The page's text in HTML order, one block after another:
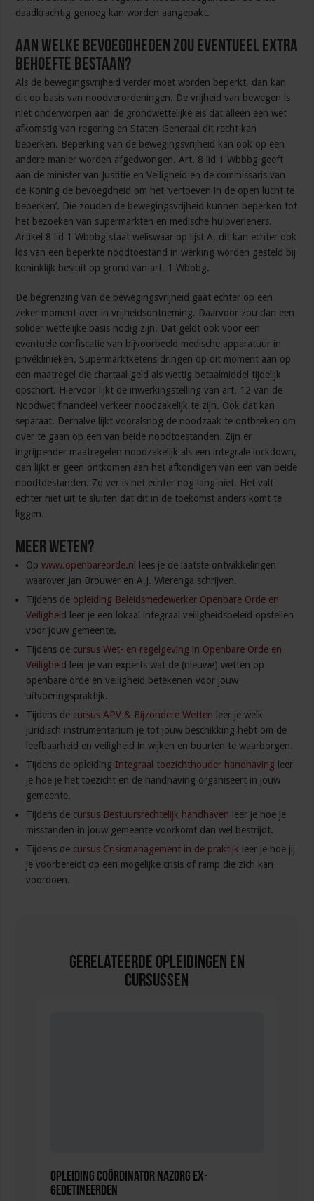
daadkrachtig genoeg kan worden aangepakt.
Aan welke bevoegdheden zou eventueel extra
behoefte bestaan?
Als de bewegingsvrijheid verder moet worden beperkt, dan kan
dit op basis van noodverordeningen. De vrijheid van bewegen is
niet onderworpen aan de grondwettelijke eis dat alleen een wet
afkomstig van regering en Staten-Generaal dit recht kan
beperken. Beperking van de bewegingsvrijheid kan ook op een
andere manier worden afgedwongen. Art. 8 lid 1 Wbbbg geeft
aan de minister van Justitie en Veiligheid en de commissaris van
de Koning de bevoegdheid om het ‘vertoeven in de open lucht te
beperken’. Die zouden de bewegingsvrijheid kunnen beperken tot
het bezoeken van supermarkten en medische hulpverleners.
Artikel 8 lid 1 Wbbbg staat weliswaar op lijst A, dit kan echter ook
los van een beperkte noodtoestand in werking worden gesteld bij
koninklijk besluit op grond van art. 1 Wbbbg.
De begrenzing van de bewegingsvrijheid gaat echter op een
zeker moment over in vrijheidsontneming. Daarvoor zou dan een
solider wettelijke basis nodig zijn. Dat geldt ook voor een
eventuele confiscatie van bijvoorbeeld medische apparatuur in
privéklinieken. Supermarktketens dringen op dit moment aan op
een maatregel die chartaal geld als wettig betaalmiddel tijdelijk
opschort. Hiervoor lijkt de inwerkingstelling van art. 12 van de
Noodwet financieel verkeer noodzakelijk te zijn. Ook dat kan
separaat. Derhalve lijkt vooralsnog de noodzaak te ontbreken om
over te gaan op een van beide noodtoestanden. Zijn er
ingrijpender maatregelen noodzakelijk als een integrale lockdown,
dan lijkt er geen ontkomen aan het afkondigen van een van beide
noodtoestanden. Zo ver is het echter nog lang niet. Het valt
echter niet uit te sluiten dat dit in de toekomst anders komt te
liggen.
Meer weten?
Opwww.openbareorde.nl
lees je de laatste ontwikkelingen
waarover Jan Brouwer en A.J. Wierenga schrijven.
Tijdens de opleiding Beleidsmedewerker Openbare Orde en
Veiligheid
leer je een lokaal integraal veiligheidsbeleid opstellen
voor jouw gemeente.
Tijdens de cursus Wet- en regelgeving in Openbare Orde en
Veiligheid
leer je van experts wat de (nieuwe) wetten op
openbare orde en veiligheid betekenen voor jouw
uitvoeringspraktijk.
Tijdens de cursus APV & Bijzondere Wetten leer je welk
juridisch instrumentarium je tot jouw beschikking hebt om de
leefbaarheid en veiligheid in wijken en buurten te waarborgen.
Tijdens de opleiding Integraal toezichthouder handhaving leer
je hoe je het toezicht en de handhaving organiseert in jouw
gemeente.
Tijdens de cursus Bestuursrechtelijk handhaven leer je hoe je
misstanden in jouw gemeente voorkomt dan wel bestrijdt.
Tijdens de cursus Crisismanagement in de praktijk leer je hoe jij
je voorbereidt op een mogelijke crisis of ramp die zich kan
voordoen.
Gerelateerde Opleidingen en
Cursussen
Opleiding Coördinator nazorg ex-
gedetineerden